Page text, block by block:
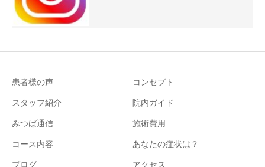
患者様の声 コンセプト
スタッフ紹介 院内ガイド
みつば通信 施術費用
コース内容 あなたの症状は？
ブログ アクセス